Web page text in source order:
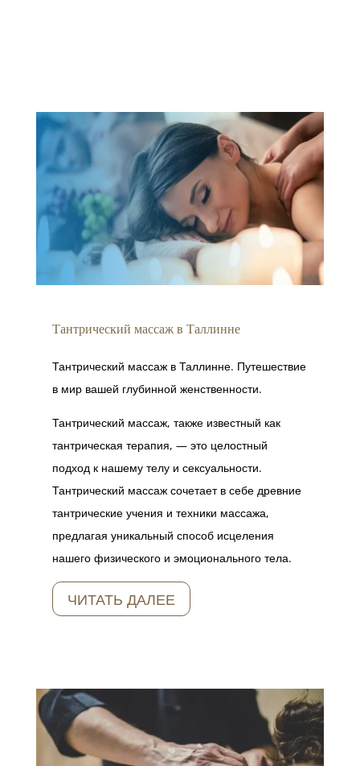
Тантрический массаж в Таллинне
Тантрический массаж в Таллинне. Путешествие
в мир вашей глубинной женственности.
Тантрический массаж, также известный как
тантрическая терапия, — это целостный
подход к нашему телу и сексуальности.
Тантрический массаж сочетает в себе древние
тантрические учения и техники массажа,
предлагая уникальный способ исцеления
нашего физического и эмоционального тела.
ЧИТАТЬ ДАЛЕЕ